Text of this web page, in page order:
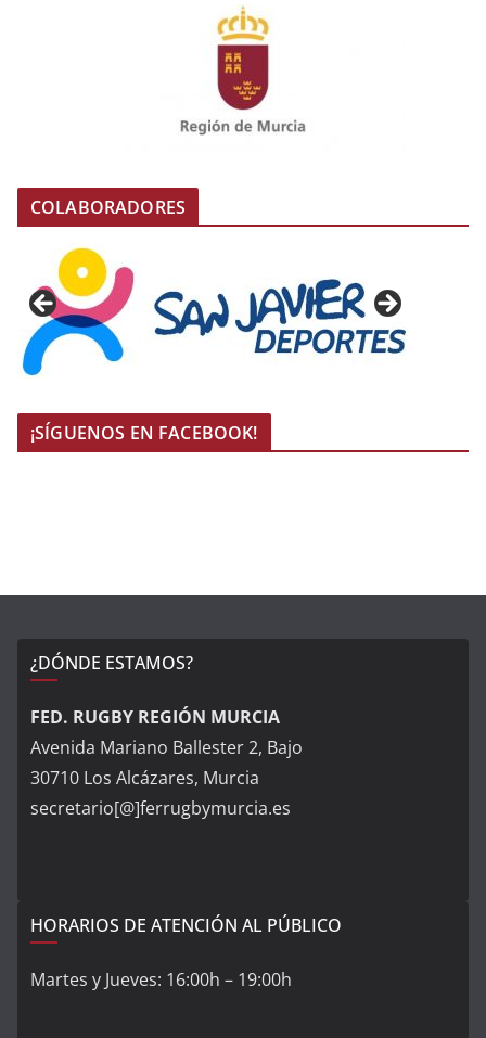
COLABORADORES
¡SÍGUENOS EN FACEBOOK!
¿DÓNDE ESTAMOS?
FED. RUGBY REGIÓN MURCIA
Avenida Mariano Ballester 2, Bajo
30710 Los Alcázares, Murcia
secretario[@]ferrugbymurcia.es
HORARIOS DE ATENCIÓN AL PÚBLICO
Martes y Jueves: 16:00h – 19:00h